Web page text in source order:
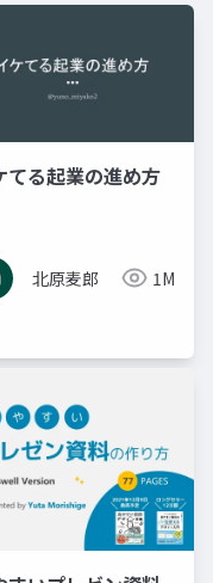
てる起業の進め方
北原麦郎 1M